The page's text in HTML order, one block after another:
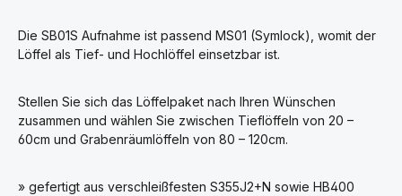
Die SB01S Aufnahme ist passend MS01 (Symlock), womit der
Löffel als Tief- und Hochlöffel einsetzbar ist.
Stellen Sie sich das Löffelpaket nach Ihren Wünschen
zusammen und wählen Sie zwischen Tieflöffeln von 20 –
60cm und Grabenräumlöffeln von 80 – 120cm.
» gefertigt aus verschleißfesten S355J2+N sowie HB400